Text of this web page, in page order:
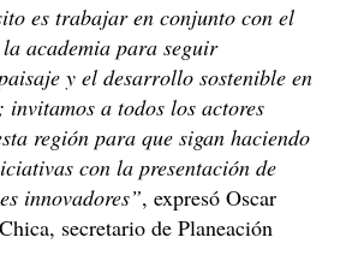
es trabajar en conjunto con el
academia para seguir
y el desarrollo sostenible en
invitamos a todos los actores
región para que sigan haciendo
con la presentación de
innovadores”, expresó Oscar
secretario de Planeación